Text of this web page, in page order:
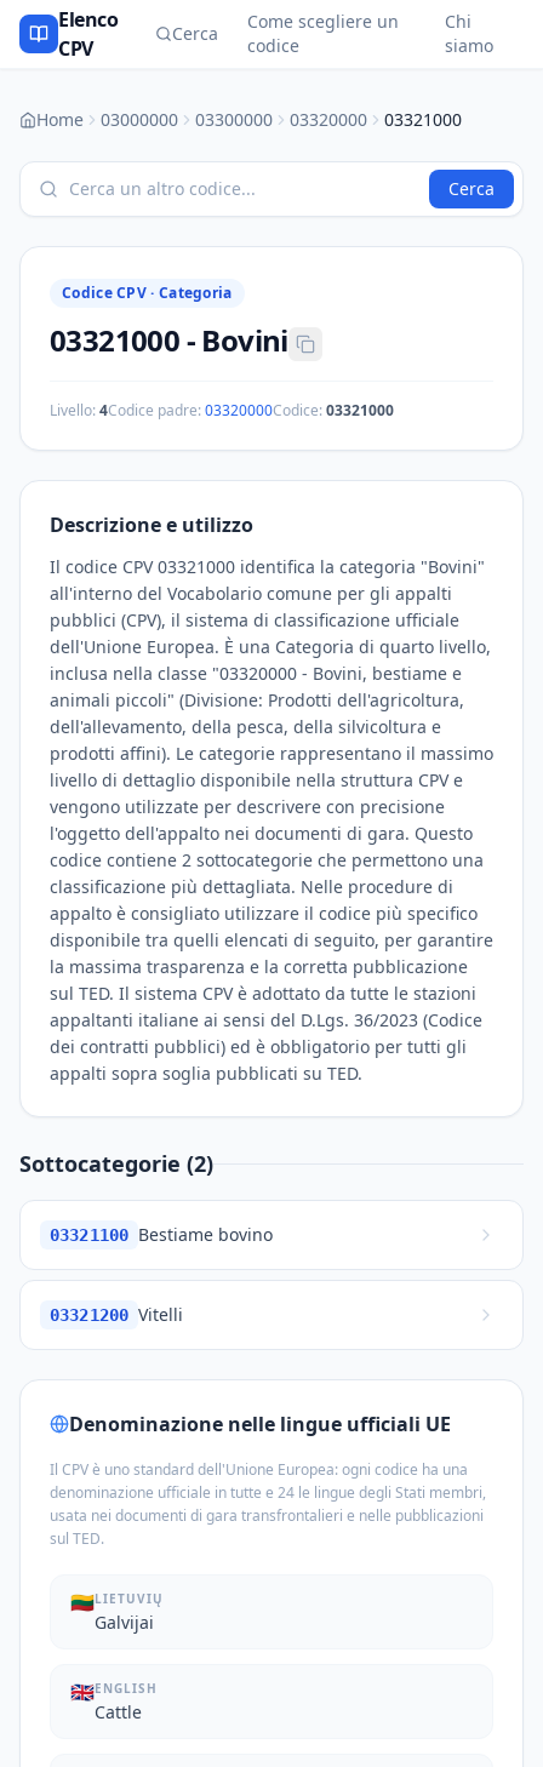
Elenco
CPV
Cerca
Come scegliere un
codice
Chi
siamo
Home 03000000 03300000 03320000 03321000
Cerca
Codice CPV · Categoria
03321000- Bovini
Livello:4Codice padre:03320000Codice:03321000
Descrizione e utilizzo
Il codice CPV 03321000 identifica la categoria "Bovini"
all'interno del Vocabolario comune per gli appalti
pubblici (CPV), il sistema di classificazione ufficiale
dell'Unione Europea. È una Categoria di quarto livello,
inclusa nella classe "03320000 - Bovini, bestiame e
animali piccoli" (Divisione: Prodotti dell'agricoltura,
dell'allevamento, della pesca, della silvicoltura e
prodotti affini). Le categorie rappresentano il massimo
livello di dettaglio disponibile nella struttura CPV e
vengono utilizzate per descrivere con precisione
l'oggetto dell'appalto nei documenti di gara. Questo
codice contiene 2 sottocategorie che permettono una
classificazione più dettagliata. Nelle procedure di
appalto è consigliato utilizzare il codice più specifico
disponibile tra quelli elencati di seguito, per garantire
la massima trasparenza e la corretta pubblicazione
sul TED. Il sistema CPV è adottato da tutte le stazioni
appaltanti italiane ai sensi del D.Lgs. 36/2023 (Codice
dei contratti pubblici) ed è obbligatorio per tutti gli
appalti sopra soglia pubblicati su TED.
Sottocategorie (2)
03321100 Bestiame bovino
03321200 Vitelli
Denominazione nelle lingue ufficiali UE
Il CPV è uno standard dell'Unione Europea: ogni codice ha una
denominazione ufficiale in tutte e 24 le lingue degli Stati membri,
usata nei documenti di gara transfrontalieri e nelle pubblicazioni
sul TED.
🇱🇹LIETUVIŲ
Galvijai
🇬🇧ENGLISH
Cattle